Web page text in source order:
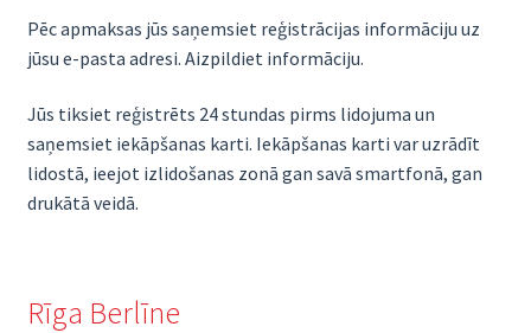
Pēc apmaksas jūs saņemsiet reģistrācijas informāciju uz
jūsu e-pasta adresi. Aizpildiet informāciju.
Jūs tiksiet reģistrēts 24 stundas pirms lidojuma un
saņemsiet iekāpšanas karti. Iekāpšanas karti var uzrādīt
lidostā, ieejot izlidošanas zonā gan savā smartfonā, gan
drukātā veidā.
Rīga Berlīne